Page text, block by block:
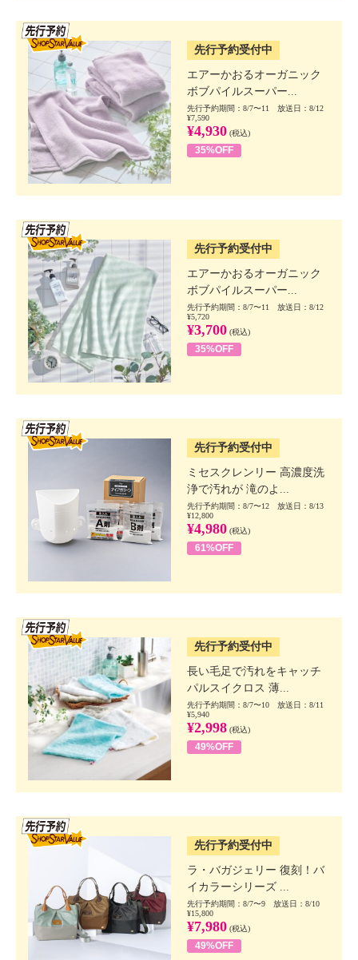
先行予約受付中
エアーかおるオーガニック
ボブパイルスーパー...
先行予約期間：8/7〜11 放送日：8/12
¥7,590
¥4,930 (税込)
35%OFF
先行予約受付中
エアーかおるオーガニック
ボブパイルスーパー...
先行予約期間：8/7〜11 放送日：8/12
¥5,720
¥3,700 (税込)
35%OFF
先行予約受付中
ミセスクレンリー 高濃度洗
浄で汚れが 滝のよ...
先行予約期間：8/7〜12 放送日：8/13
¥12,800
¥4,980 (税込)
61%OFF
先行予約受付中
長い毛足で汚れをキャッチ
パルスイクロス 薄...
先行予約期間：8/7〜10 放送日：8/11
¥5,940
¥2,998 (税込)
49%OFF
先行予約受付中
ラ・バガジェリー 復刻！バ
イカラーシリーズ ...
先行予約期間：8/7〜9 放送日：8/10
¥15,800
¥7,980 (税込)
49%OFF